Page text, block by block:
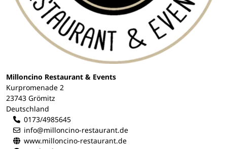
Milloncino Restaurant & Events
Kurpromenade 2
23743 Grömitz
Deutschland
0173/4985645
info@milloncino-restaurant.de
www.milloncino-restaurant.de